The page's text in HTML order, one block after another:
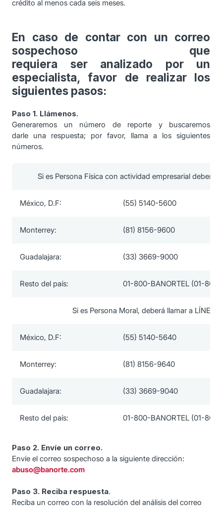
crédito al menos cada seis meses.
En caso de contar con un correo
sospechoso que
requiera ser analizado por un
especialista, favor de realizar los
siguientes pasos:
Paso 1. Llámenos.
Generaremos un número de reporte y buscaremos
darle una respuesta; por favor, llama a los siguientes
números.
Si es Persona Física con actividad empresarial deberá
México, D.F: (55) 5140-5600
Monterrey: (81) 8156-9600
Guadalajara: (33) 3669-9000
Resto del país: 01-800-BANORTEL (01-
Si es Persona Moral, deberá llamar a LÍNEA
México, D.F: (55) 5140-5640
Monterrey: (81) 8156-9640
Guadalajara: (33) 3669-9040
Resto del país: 01-800-BANORTEL (01-
Paso 2. Envíe un correo.
Envíe el correo sospechoso a la siguiente dirección:
abuso@banorte.com
Paso 3. Reciba respuesta.
Reciba un correo con la resolución del análisis del correo